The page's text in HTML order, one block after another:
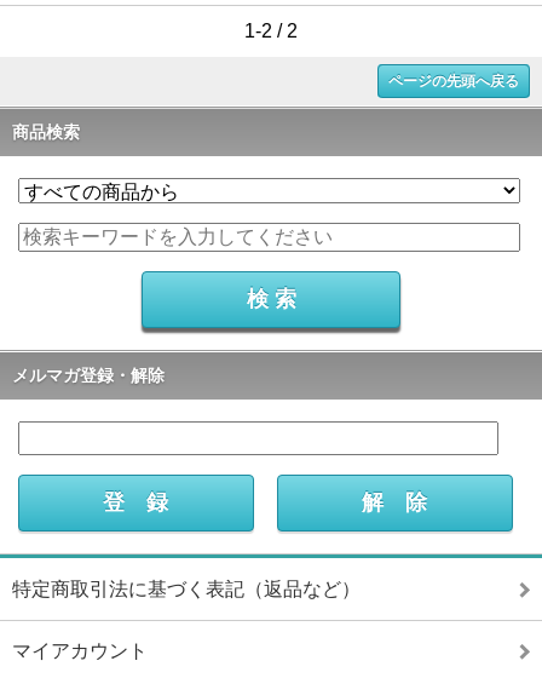
1-2 / 2
ページの先頭へ戻る
商品検索
メルマガ登録・解除
特定商取引法に基づく表記（返品など）
マイアカウント